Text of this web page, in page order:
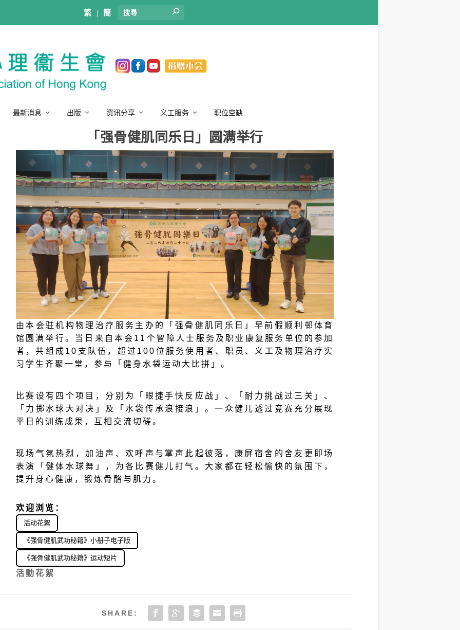
繁 |簡
最新消息 出版 资讯分享 义工服务 职位空缺
「强骨健肌同乐日」圆满举行
由本会驻机构物理治疗服务主办的「强骨健肌同乐日」早前假顺利邨体育
馆圆满举行。当日来自本会11个智障人士服务及职业康复服务单位的参加
者，共组成10支队伍，超过100位服务使用者、职员、义工及物理治疗实
习学生齐聚一堂，参与「健身水袋运动大比拼」。
比赛设有四个项目，分别为「眼捷手快反应战」、「耐力挑战过三关」、
「力掷水球大对决」及「水袋传承浪接浪」。一众健儿透过竞赛充分展现
平日的训练成果，互相交流切磋。
现场气氛热烈，加油声、欢呼声与掌声此起彼落，康屏宿舍的舍友更即场
表演「健体水球舞」，为各比赛健儿打气。大家都在轻松愉快的氛围下，
提升身心健康，锻炼骨骼与肌力。
欢迎浏览 ：
活动花絮
《强骨健肌武功秘籍》小册子电子版
《强骨健肌武功秘籍》运动短片
活動花絮
SHARE: